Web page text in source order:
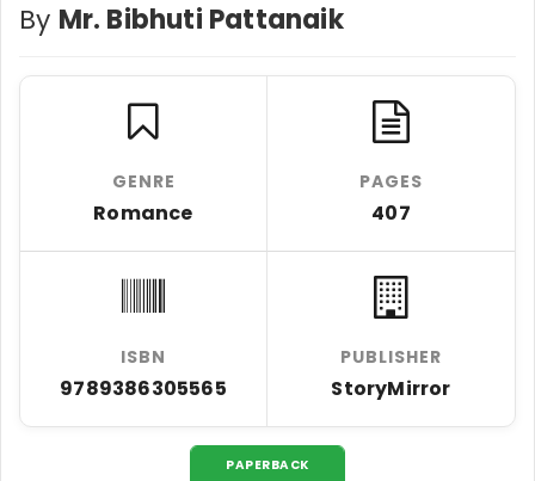
By Mr. Bibhuti Pattanaik
GENRE
Romance
PAGES
407
ISBN
9789386305565
PUBLISHER
StoryMirror
PAPERBACK